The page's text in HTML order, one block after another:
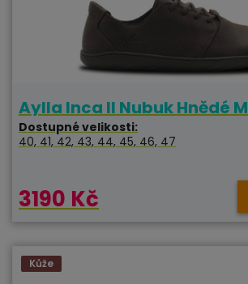
Aylla Inca II Nubuk Hnědé M
Dostupné velikosti:
40, 41, 42, 43, 44, 45, 46, 47
3190 Kč
Kůže